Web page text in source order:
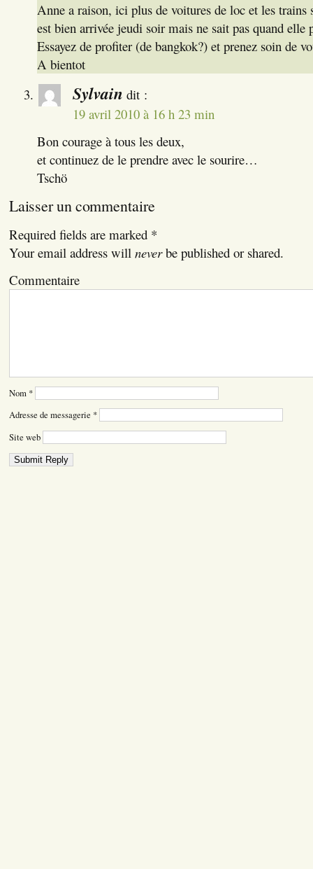
Anne a raison, ici plus de voitures de loc et les trains
est bien arrivée jeudi soir mais ne sait pas quand
Essayez de profiter (de bangkok?) et prenez soin de
A bientot
Sylvain dit :
19 avril 2010 à 16 h 23 min
Bon courage à tous les deux,
et continuez de le prendre avec le sourire…
Tschö
Laisser un commentaire
Required fields are marked *
Your email address will neverbe published or shared.
Commentaire
Nom *
Adresse de messagerie *
Site web